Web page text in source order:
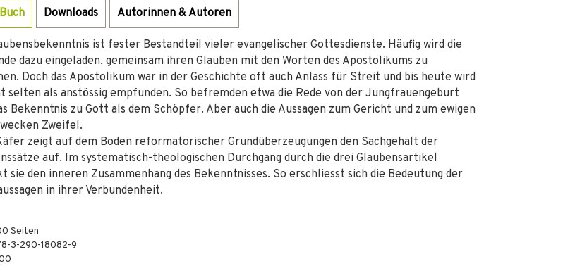
Downloads Autorinnen & Autoren
ist fester Bestandteil vieler evangelischer Gottesdienste. Häufig wird die
dazu eingeladen, gemeinsam ihren Glauben mit den Worten des Apostolikums zu
Doch das Apostolikum war in der Geschichte oft auch Anlass für Streit und bis heute wird
selten als anstössig empfunden. So befremden etwa die Rede von der Jungfrauengeburt
Bekenntnis zu Gott als dem Schöpfer. Aber auch die Aussagen zum Gericht und zum ewigen
Zweifel.
zeigt auf dem Boden reformatorischer Grundüberzeugungen den Sachgehalt der
auf. Im systematisch-theologischen Durchgang durch die drei Glaubensartikel
sie den inneren Zusammenhang des Bekenntnisses. So erschliesst sich die Bedeutung der
in ihrer Verbundenheit.
Seiten
3-290-18082-9